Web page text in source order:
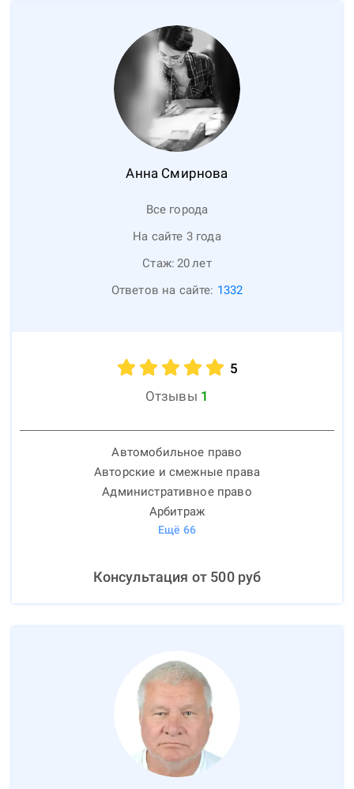
Анна Смирнова
Все города
На сайте 3 года
Стаж: 20лет
Ответов на сайте: 1332
5
Отзывы 1
Автомобильное право
Авторские и смежные права
Административное право
Арбитраж
Ещё 66
Консультация от 500руб